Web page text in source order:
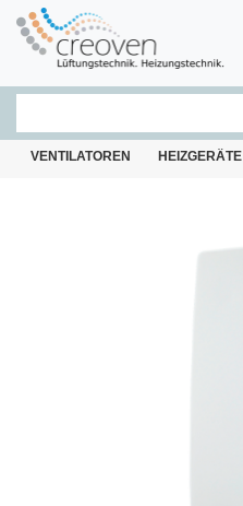
VENTILATOREN HEIZGERÄTE